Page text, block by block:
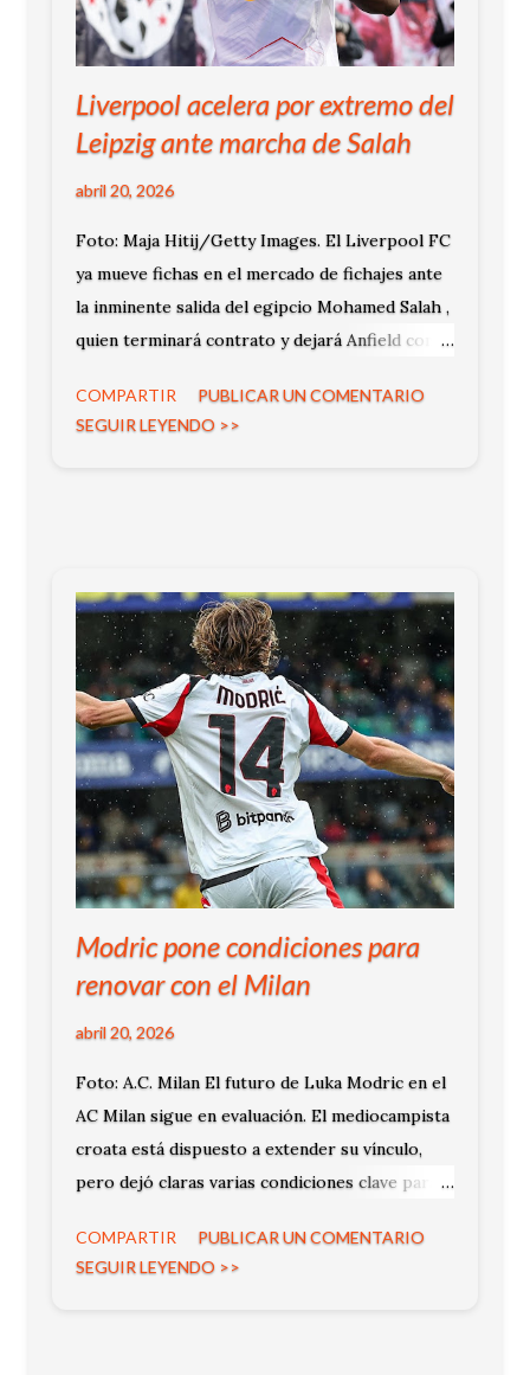
Liverpool acelera por extremo del
Leipzig ante marcha de Salah
abril 20, 2026
Foto: Maja Hitij/Getty Images. El Liverpool FC
ya mueve fichas en el mercado de fichajes ante
la inminente salida del egipcio Mohamed Salah ,
quien terminará contrato y dejará Anfield como
inglés ha definido a su principal objetivo para
cubrir ese vacío ofensivo.
COMPARTIR
PUBLICAR UN COMENTARIO
SEGUIR LEYENDO >>
Modric pone condiciones para
renovar con el Milan
abril 20, 2026
Foto: A.C. Milan El futuro de Luka Modric en el
AC Milan sigue en evaluación. El mediocampista
croata está dispuesto a extender su vínculo,
pero dejó claras varias condiciones clave para
temporada.
COMPARTIR
PUBLICAR UN COMENTARIO
SEGUIR LEYENDO >>